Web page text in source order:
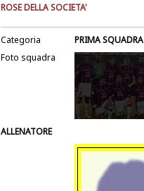
ROSE DELLA SOCIETA'
Categoria
PRIMA SQUADRA
Foto squadra
ALLENATORE